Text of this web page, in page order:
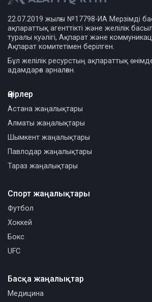
22.07.2019 жылғы №17798-ИА Мерзімді
ақпараттық агенттікті және желілік
туралы куәлігі, Ақпарат және
Ақпарат комитетімен берілген.
Бұл желілік ресурстың ақпараттық
адамдарға арналған.
Өңірлер
Астана жаңалықтары
Алматы жаңалықтары
Шымкент жаңалықтары
Павлодар жаңалықтары
Тараз жаңалықтары
Спорт жаңалықтары
Футбол
Хоккей
Бокс
UFC
Басқа жаңалықтар
Медицина